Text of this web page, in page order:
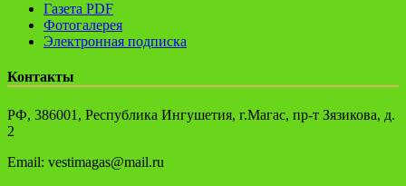
Газета PDF
Фотогалерея
Электронная подписка
Контакты
РФ, 386001, Республика Ингушетия, г.Магас, пр-т Зязикова, д.
2
Email: vestimagas@mail.ru